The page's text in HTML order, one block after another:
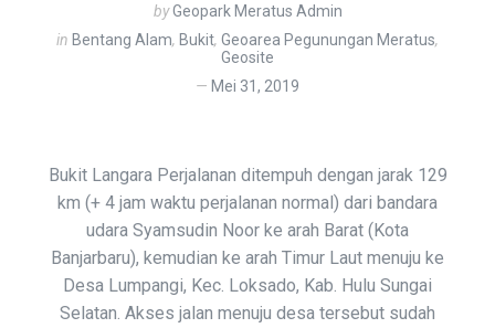
byGeopark Meratus Admin
in Bentang Alam, Bukit, Geoarea Pegunungan Meratus,
Geosite
Mei 31, 2019
Bukit Langara Perjalanan ditempuh dengan jarak 129
km (+ 4 jam waktu perjalanan normal) dari bandara
udara Syamsudin Noor ke arah Barat (Kota
Banjarbaru), kemudian ke arah Timur Laut menuju ke
Desa Lumpangi, Kec. Loksado, Kab. Hulu Sungai
Selatan. Akses jalan menuju desa tersebut sudah